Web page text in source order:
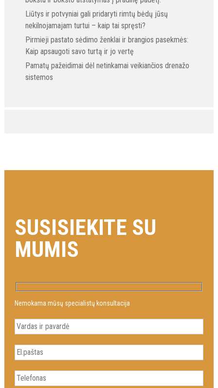
Liūtys ir potvyniai gali pridaryti rimtų bėdų jūsų
nekilnojamajam turtui – kaip tai spręsti?
Pirmieji pastato sėdimo ženklai ir brangios pasekmės:
Kaip apsaugoti savo turtą ir jo vertę
Pamatų pažeidimai dėl netinkamai veikiančios drenažo
sistemos
SUSISIEKITE SU
MUMIS
Nemokama mūsų specialistų konsultacija